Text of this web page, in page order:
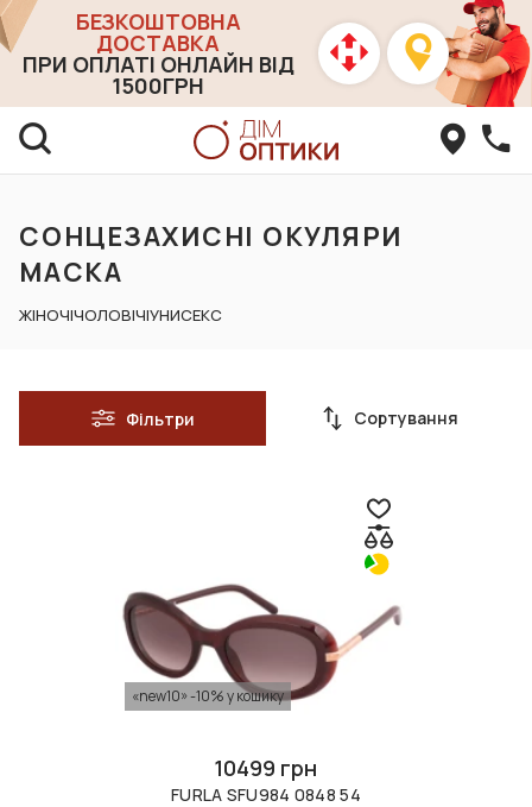
БЕЗКОШТОВНА
ДОСТАВКА
ПРИ ОПЛАТІ ОНЛАЙН ВІД
1500ГРН
СОНЦЕЗАХИСНІ ОКУЛЯРИ
МАСКА
ЖІНОЧІЧОЛОВІЧІУНИСЕКС
Фільтри Сортування
«new10» -10% у кошику
10499 грн
FURLA SFU984 0848 54